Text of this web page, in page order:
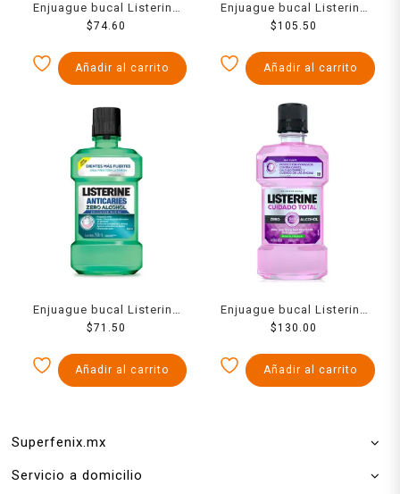
Enjuague bucal Listerine
Whitening Extreme menta
$74.60
Añadir al carrito
Enjuague bucal Listerine
Cool Mint Zero menta
$105.50
Añadir al carrito
Enjuague bucal Listerine
Anticaries Zero anticaries
$71.50
Añadir al carrito
Enjuague bucal Listerine
Cuidado Total Zero menta
$130.00
Añadir al carrito
Superfenix.mx
Servicio a domicilio